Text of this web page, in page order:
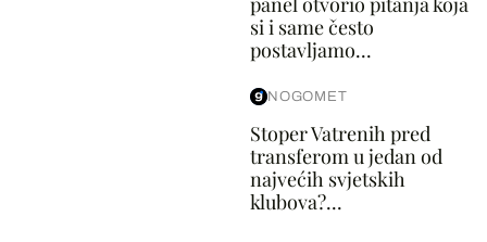
si i same često
postavljamo...
NOGOMET
Stoper Vatrenih pred
transferom u jedan od
najvećih svjetskih
klubova?...